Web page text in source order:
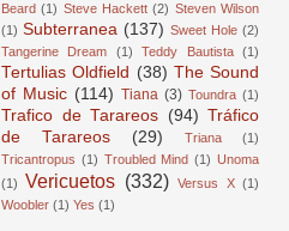
Beard (1) Steve Hackett (2) Steven Wilson
(1) Subterranea (137) Sweet Hole (2)
Tangerine Dream
(1) Teddy Bautista (1)
Tertulias Oldfield (38) The Sound
of Music (114) Tiana (3) Toundra (1)
Trafico de Tarareos (94) Tráfico
de Tarareos
(29) Triana
(1)
Tricantropus (1) Troubled Mind (1) Unoma
(1)
Vericuetos (332) Versus X (1)
Woobler (1) Yes (1)